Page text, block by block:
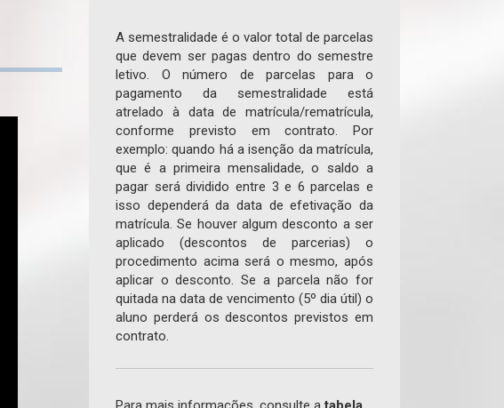
A semestralidade é o valor total de parcelas
que devem ser pagas dentro do semestre
letivo. O número de parcelas para o
pagamento da semestralidade está
atrelado à data de matrícula/rematrícula,
conforme previsto em contrato. Por
exemplo: quando há a isenção da matrícula,
que é a primeira mensalidade, o saldo a
pagar será dividido entre 3 e 6 parcelas e
isso dependerá da data de efetivação da
matrícula. Se houver algum desconto a ser
aplicado (descontos de parcerias) o
procedimento acima será o mesmo, após
aplicar o desconto. Se a parcela não for
quitada na data de vencimento (5º dia útil) o
aluno perderá os descontos previstos em
contrato.